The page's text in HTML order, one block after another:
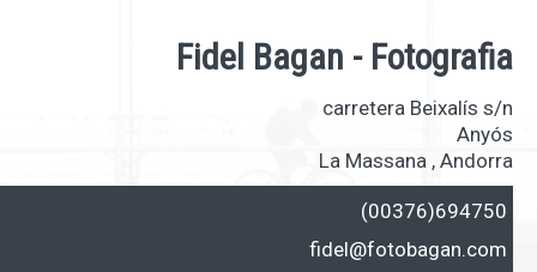
Fidel Bagan - Fotografia
carretera Beixalís s/n
Anyós
La Massana , Andorra
(00376)694750
fidel@fotobagan.com